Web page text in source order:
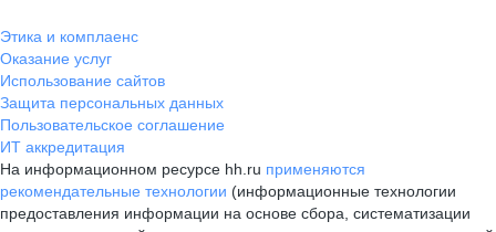
Этика и комплаенс
Оказание услуг
Использование сайтов
Защита персональных данных
Пользовательское соглашение
ИТ аккредитация
На информационном ресурсе hh.ru применяются
рекомендательные технологии (информационные технологии
предоставления информации на основе сбора, систематизации